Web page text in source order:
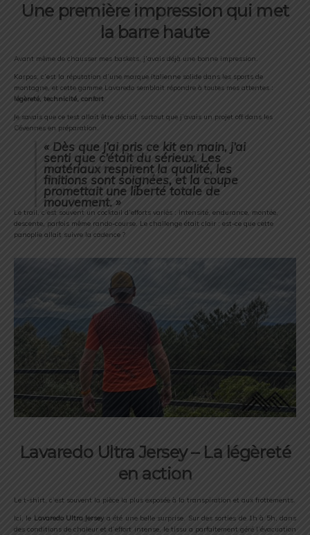
Une première impression qui met
la barre haute
Avant même de chausser mes baskets, j’avais déjà une bonne impression.
Karpos, c’est la réputation d’une marque italienne solide dans les sports de
montagne, et cette gamme Lavaredo semblait répondre à toutes mes attentes :
légèreté, technicité, confort.
Je savais que ce test allait être décisif, surtout que j’avais un projet off dans les
Cévennes en préparation.
« Dès que j’ai pris ce kit en main, j’ai
senti que c’était du sérieux. Les
matériaux respirent la qualité, les
finitions sont soignées, et la coupe
promettait une liberté totale de
mouvement. »
Le trail, c’est souvent un cocktail d’efforts variés : intensité, endurance, montée,
descente, parfois même rando-course. Le challenge était clair : est-ce que cette
panoplie allait suivre la cadence ?
Lavaredo Ultra Jersey – La légèreté
en action
Le t-shirt, c’est souvent la pièce la plus exposée à la transpiration et aux frottements.
Ici, le Lavaredo Ultra Jersey aété une belle surprise. Sur des sorties de 1hà 5h,dans
desconditionsdechaleuretd’effort intense, le tissu a parfaitementgéré l’évacuation